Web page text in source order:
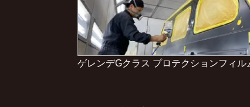
ゲレンデGクラス プロテクションフィル